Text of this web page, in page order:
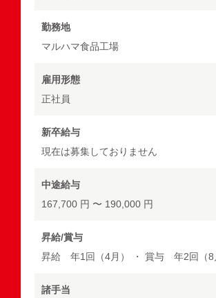
勤務地
マルハマ食品工場
雇用形態
正社員
新卒給与
現在は募集しておりません
中途給与
167,700 円 〜 190,000 円
昇給/賞与
昇給 年1回（4月） ・ 賞与 年2回（8
諸手当